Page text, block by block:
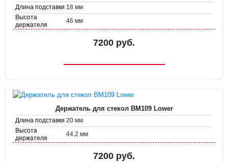
Длина подставки 18 мм
Высота
держателя
46 мм
7200 руб.
Держатель для стекол BM109 Lower
Длина подставки 20 мм
Высота
держателя
44.2 мм
7200 руб.